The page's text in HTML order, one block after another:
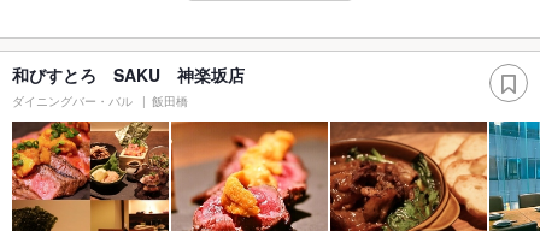
和びすとろ SAKU 神楽坂店
ダイニングバー・バル 飯田橋